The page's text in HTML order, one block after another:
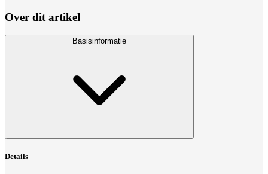
Over dit artikel
Basisinformatie
Details